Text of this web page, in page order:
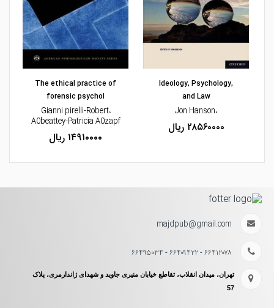
مشاهده و خرید مشاهده و خرید
Ideology, Psychology,
and Law
،Jon Hanson
۲۸۵۶۰۰۰۰ ریال
The ethical practice of
forensic psychol
،Gianni pirelli-Robert
A0beattey-Patricia A0zapf
۱۴۹۱۰۰۰۰ ریال
majdpub@gmail.com
۶۶۴۱۲۰۷۸ - ۶۶۴۰۹۴۲۲ - ۶۶۴۹۵۰۳۴
تهران، میدان انقلاب، تقاطع خیابان منیری جاوید و شهدای ژاندارمری، پلاک
57